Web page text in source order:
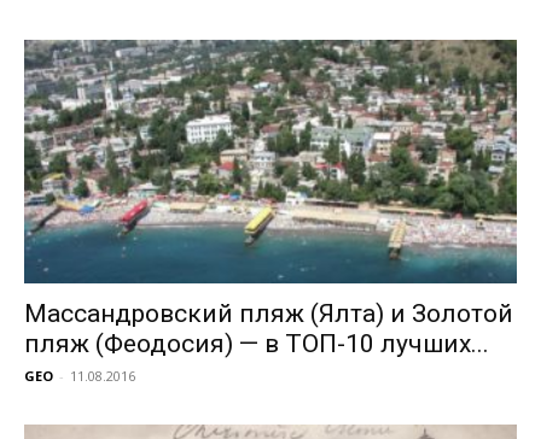
Массандровский пляж (Ялта) и Золотой
пляж (Феодосия) — в ТОП-10 лучших...
GEO - 11.08.2016